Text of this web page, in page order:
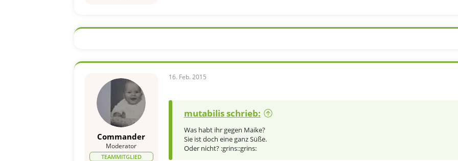
Commander
Moderator
TEAMMITGLIED
16. Feb. 2015
mutabilis schrieb:
Was habt ihr gegen Maike?
Sie ist doch eine ganz Süße.
Oder nicht? :grins::grins: